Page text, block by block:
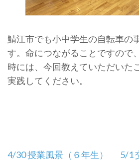
鯖江市でも小中学生の自転車の
す。命につながることですので
時には、今回教えていただいた
実践してください。
投
4/30 授業風景（６年生）
5/1